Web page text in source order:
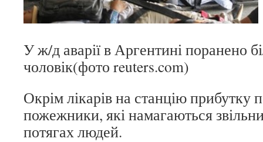
У ж/д аварії в Аргентині поранено
чоловік(фото reuters.com)
Окрім лікарів на станцію прибутку
пожежники, які намагаються
потягах людей.